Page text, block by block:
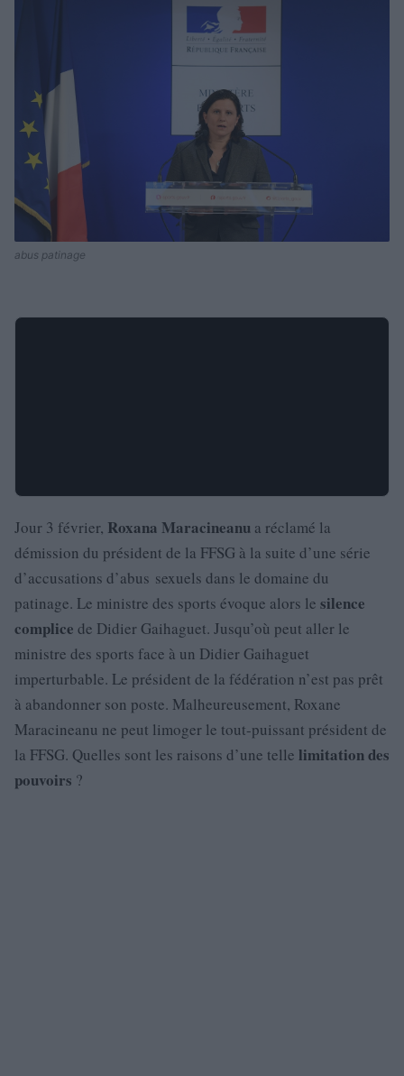
abus patinage
Jour 3 février, Roxana Maracineanu a réclamé la
démission du président de la FFSG à la suite d’une série
d’accusations d’abus sexuels dans le domaine du
patinage. Le ministre des sports évoque alors le silence
complice de Didier Gaihaguet. Jusqu’où peut aller le
ministre des sports face à un Didier Gaihaguet
imperturbable. Le président de la fédération n’est pas prêt
à abandonner son poste. Malheureusement, Roxane
Maracineanu ne peut limoger le tout-puissant président de
la FFSG. Quelles sont les raisons d’une telle limitation des
pouvoirs ?